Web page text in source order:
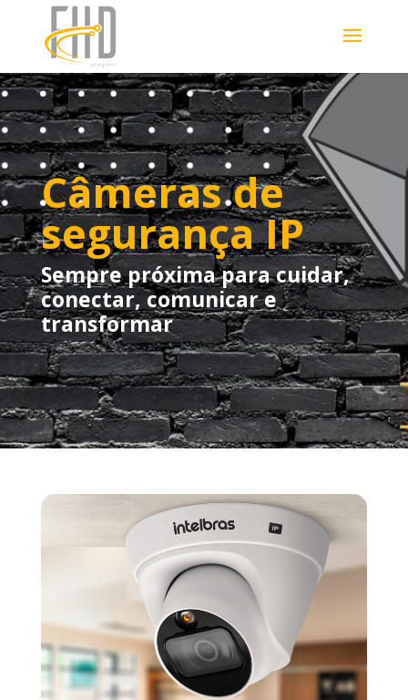
Câmeras de
segurança IP
Sempre próxima para cuidar,
conectar, comunicar e
transformar